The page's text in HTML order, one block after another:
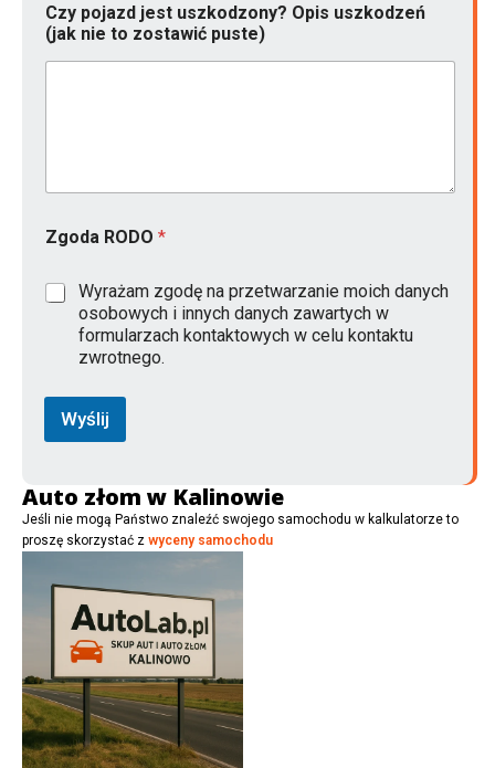
Czy pojazd jest uszkodzony? Opis uszkodzeń
(jak nie to zostawić puste)
Zgoda RODO *
Wyrażam zgodę na przetwarzanie moich danych
osobowych i innych danych zawartych w
formularzach kontaktowych w celu kontaktu
zwrotnego.
Wyślij
Auto złom w Kalinowie
Jeśli nie mogą Państwo znaleźć swojego samochodu w kalkulatorze to
proszę skorzystać z wyceny samochodu